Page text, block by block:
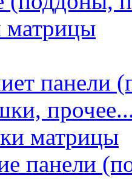
матрицы
панели
матрицы
панели